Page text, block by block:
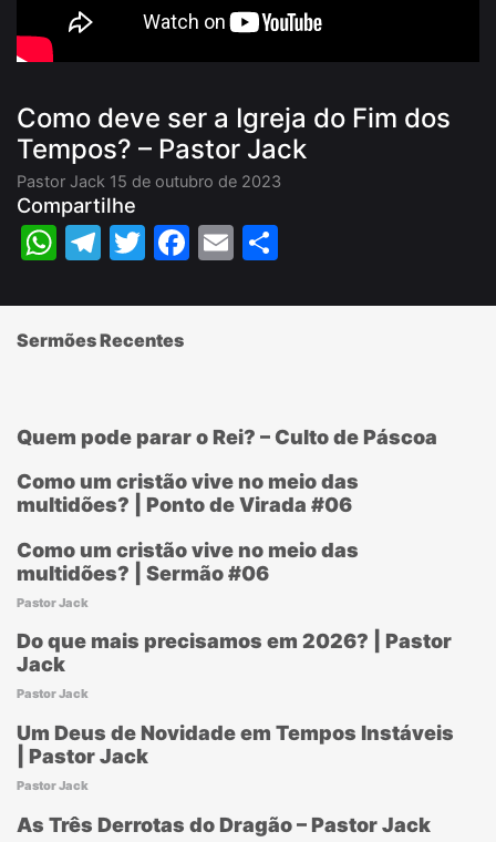
Como deve ser a Igreja do Fim dos
Tempos? – Pastor Jack
Pastor Jack 15 de outubro de 2023
Compartilhe
WhatsApp
Telegram
Twitter
Facebook
Email
Sermões Recentes
Quem pode parar o Rei? – Culto de Páscoa
Como um cristão vive no meio das
multidões? | Ponto de Virada #06
Como um cristão vive no meio das
multidões? | Sermão #06
Pastor Jack
Do que mais precisamos em 2026? | Pastor
Jack
Pastor Jack
Um Deus de Novidade em Tempos Instáveis
| Pastor Jack
Pastor Jack
As Três Derrotas do Dragão – Pastor Jack